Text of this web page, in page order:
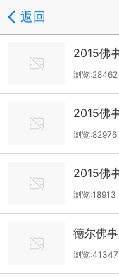
返回
2015佛
浏览:28462
2015佛
浏览:82976
2015佛
浏览:18913
德尔佛
浏览:41347